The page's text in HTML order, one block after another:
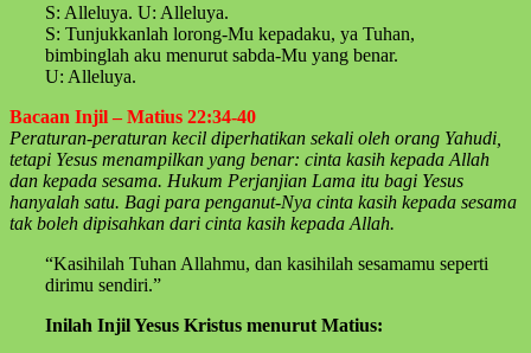
S: Alleluya. U: Alleluya.
S: Tunjukkanlah lorong-Mu kepadaku, ya Tuhan,
bimbinglah aku menurut sabda-Mu yang benar.
U: Alleluya.
Bacaan Injil – Matius 22:34-40
Peraturan-peraturan kecil diperhatikan sekali oleh orang Yahudi,
tetapi Yesus menampilkan yang benar: cinta kasih kepada Allah
dan kepada sesama. Hukum Perjanjian Lama itu bagi Yesus
hanyalah satu. Bagi para penganut-Nya cinta kasih kepada sesama
tak boleh dipisahkan dari cinta kasih kepada Allah.
“Kasihilah Tuhan Allahmu, dan kasihilah sesamamu seperti
dirimu sendiri.”
Inilah Injil Yesus Kristus menurut Matius: